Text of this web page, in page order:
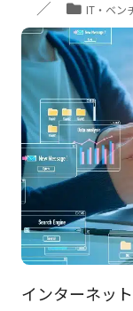
IT・ベン
インターネッ